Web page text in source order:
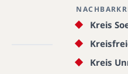
Hochsauerlandkreis
Kreis
Kreis